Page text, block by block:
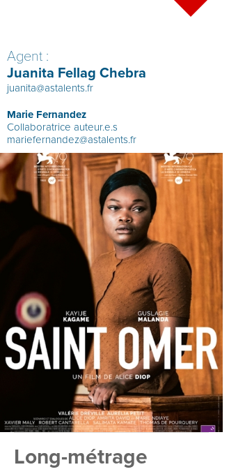
Agent :
Juanita Fellag Chebra
juanita@astalents.fr
Marie Fernandez
Collaboratrice auteur.e.s
mariefernandez@astalents.fr
Long-métrage